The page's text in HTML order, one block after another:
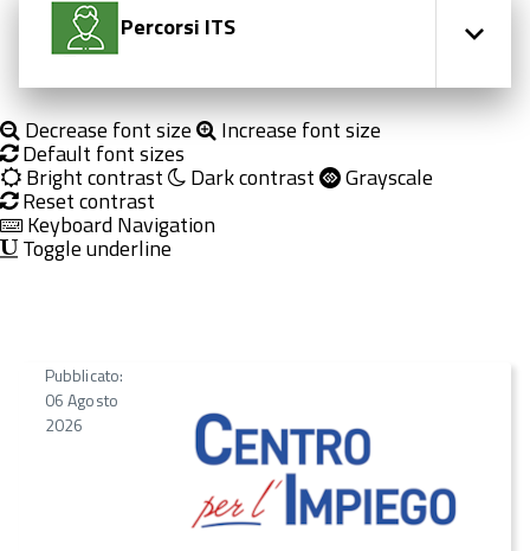
Percorsi ITS
Decrease font size Increase font size
Default font sizes
Bright contrast Dark contrast Grayscale
Reset contrast
Keyboard Navigation
Toggle underline
Pubblicato:
06 Agosto
2026